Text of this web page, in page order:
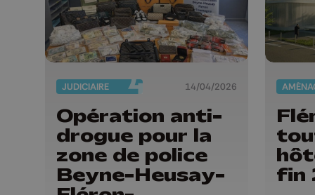
JUDICIAIRE 14/04/2026
Opération anti-
drogue pour la
zone de police
Beyne-Heusay-
fin